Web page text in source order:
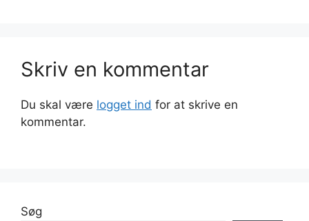
Skriv en kommentar
Du skal være logget ind for at skrive en
kommentar.
Søg